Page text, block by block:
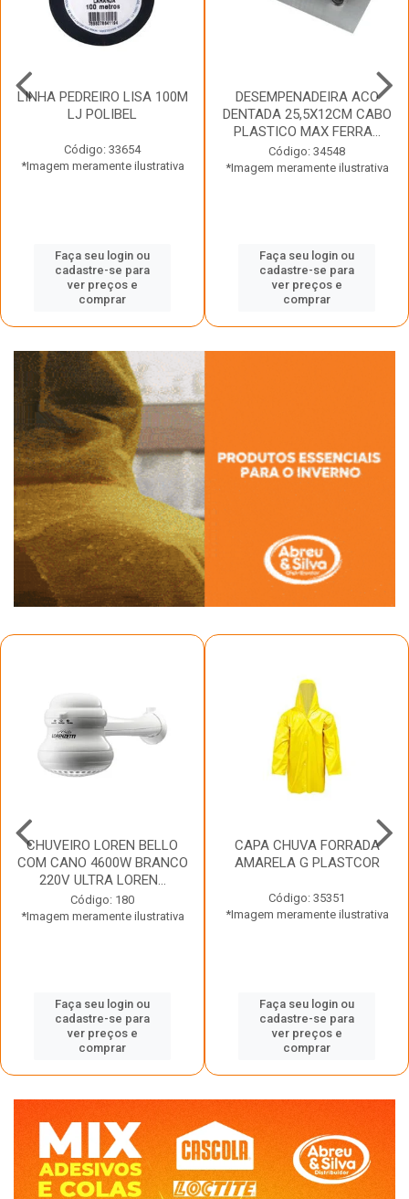
LINHA PEDREIRO LISA 100M
LJ POLIBEL
Código: 33654
*Imagem meramente ilustrativa
Faça seu login ou
cadastre-se para
ver preços e
comprar
DESEMPENADEIRA ACO
DENTADA 25,5X12CM CABO
PLASTICO MAX FERRA...
Código: 34548
*Imagem meramente ilustrativa
Faça seu login ou
cadastre-se para
ver preços e
comprar
CHUVEIRO LOREN BELLO
COM CANO 4600W BRANCO
220V ULTRA LOREN...
Código: 180
*Imagem meramente ilustrativa
Faça seu login ou
cadastre-se para
ver preços e
comprar
CAPA CHUVA FORRADA
AMARELA G PLASTCOR
Código: 35351
*Imagem meramente ilustrativa
Faça seu login ou
cadastre-se para
ver preços e
comprar